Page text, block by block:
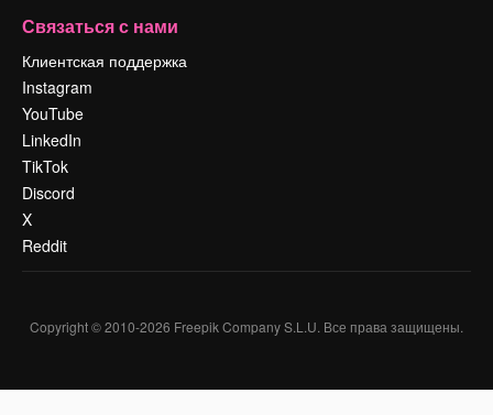
Связаться с нами
Клиентская поддержка
Instagram
YouTube
LinkedIn
TikTok
Discord
X
Reddit
Copyright © 2010-2026 Freepik Company S.L.U. Все права защищены.